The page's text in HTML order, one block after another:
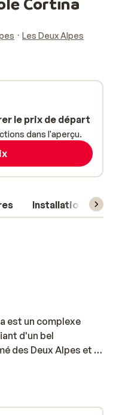
Les Deux Alpes
Installations
est un complexe
d'un bel
des Deux Alpes et à
aurez tout à
vacances
résidence possède
le prix de départ
dans l'aperçu.